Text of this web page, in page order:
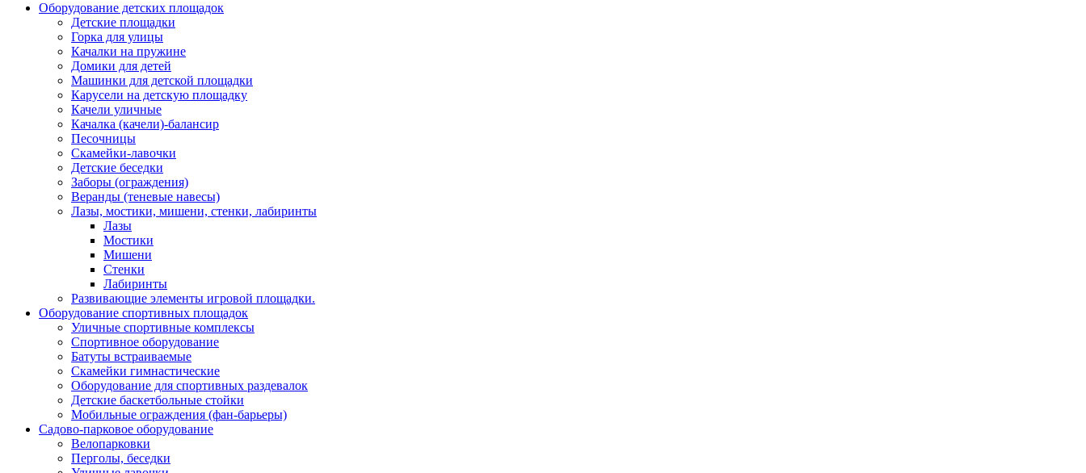
Оборудование детских площадок
Детские площадки
Горка для улицы
Качалки на пружине
Домики для детей
Машинки для детской площадки
Карусели на детскую площадку
Качели уличные
Качалка (качели)-балансир
Песочницы
Скамейки-лавочки
Детские беседки
Заборы (ограждения)
Веранды (теневые навесы)
Лазы, мостики, мишени, стенки, лабиринты
Лазы
Мостики
Мишени
Стенки
Лабиринты
Развивающие элементы игровой площадки.
Оборудование спортивных площадок
Уличные спортивные комплексы
Спортивное оборудование
Батуты встраиваемые
Скамейки гимнастические
Оборудование для спортивных раздевалок
Детские баскетбольные стойки
Мобильные ограждения (фан-барьеры)
Садово-парковое оборудование
Велопарковки
Перголы, беседки